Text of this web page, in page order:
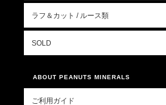
ラフ＆カット / ルース類
SOLD
ABOUT PEANUTS MINERALS
ご利用ガイド